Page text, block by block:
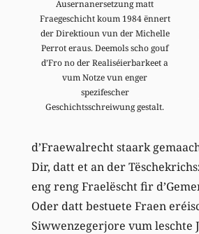
Ausernanersetzung matt
Fraegeschicht koum 1984 ënnert
der Direktioun vun der Michelle
Perrot eraus. Deemols scho gouf
d’Fro no der Realiséierbarkeet a
vum Notze vun enger
spezifescher
Geschichtsschreiwung gestalt.
d’Fraewalrecht staark
Dir, datt et an der
eng reng Fraelëscht fir
Oder datt bestuete Fraen
Siwwenzegerjore vum leschte